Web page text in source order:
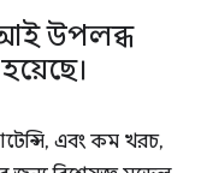
উপলব্ধ
এবং কম খরচ,